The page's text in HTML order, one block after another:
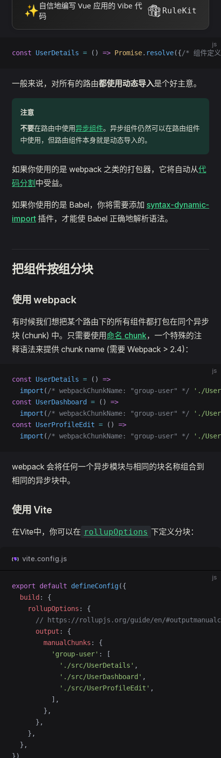
✨自信地编写 Vue 应用的 Vibe 代
码
RuleKit
js
const UserDetails = () => Promise. resolve({/* 组件定
一般来说，对所有的路由都使用动态导入是个好主意。
注意
不要在路由中使用异步组件。异步组件仍然可以在路由组件
中使用，但路由组件本身就是动态导入的。
如果你使用的是 webpack 之类的打包器，它将自动从代
码分割 中受益。
如果你使用的是 Babel，你将需要添加 syntax-dynamic-
import 插件，才能使 Babel 正确地解析语法。
把组件按组分块
使用 webpack
有时候我们想把某个路由下的所有组件都打包在同个异步
块 (chunk) 中。只需要使用命名 chunk，一个特殊的注
释语法来提供 chunk name (需要 Webpack > 2.4)：
js
const UserDetails = () =>
  import
( /* webpackChunkName: "group-user" */ './
const UserDashboard = () =>
  import
( /* webpackChunkName: "group-user" */ './
const UserProfileEdit = () =>
  import
( /* webpackChunkName: "group-user" */ './
webpack 会将任何一个异步模块与相同的块名称组合到
相同的异步块中。
使用 Vite
在Vite中，你可以在 rollupOptions 下定义分块：
vite.config.js
js
export default defineConfig({
  build
: {
    rollupOptions
: {
// https://rollupjs.org/guide/en/
      output
: {
        manualChunks
: {
          'group-user'
: [
            './src/UserDetails'
,
            './src/UserDashboard'
,
            './src/UserProfileEdit'
,
          ],
        },
      },
    },
  },
})